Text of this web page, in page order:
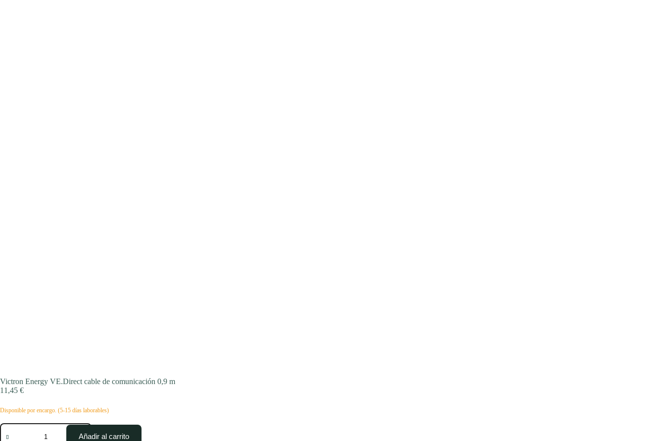
Victron Energy VE.Direct cable de comunicación 0,9 m
11,45 €
Disponible por encargo. (5-15 días laborables)
Victron
Energy
Añadir al carrito